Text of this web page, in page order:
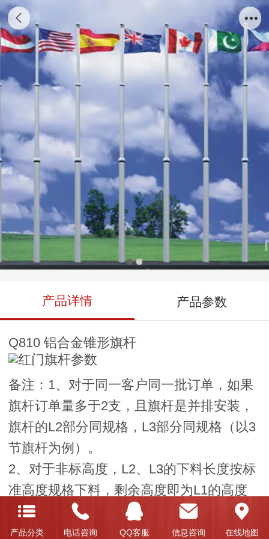
电动旗杆Q800-T
产品详情 产品参数
Q810 铝合金锥形旗杆
备注：1、对于同一客户同一批订单，如果
旗杆订单量多于2支，且旗杆是并排安装，
旗杆的L2部分同规格，L3部分同规格（以3
节旗杆为例）。
2、对于非标高度，L2、L3的下料长度按标
准高度规格下料，剩余高度即为L1的高度
（以3节旗杆为例）。
3、在埋设电动旗杆的预埋件时，每支旗杆
产品分类 电话咨询 QQ客服 信息咨询 在线地图